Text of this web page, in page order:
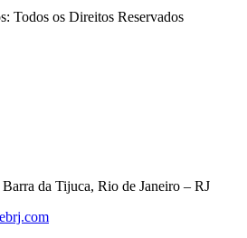
Todos os Direitos Reservados
da Tijuca, Rio de Janeiro – RJ